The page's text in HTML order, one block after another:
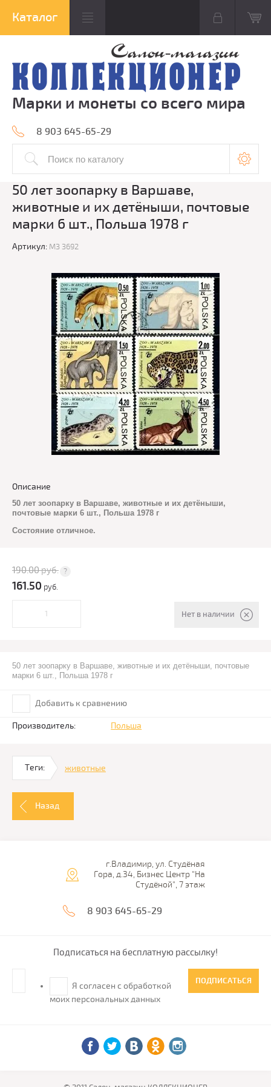
Марки и монеты со всего мира
8 903 645-65-29
50 лет зоопарку в Варшаве,
животные и их детёныши, почтовые
марки 6 шт., Польша 1978 г
Артикул: МЗ 3692
Описание
50 лет зоопарку в Варшаве, животные и их детёныши,
почтовые марки 6 шт., Польша 1978 г
Состояние отличное.
190.00руб.
161.50 руб.
Нет в наличии
50 лет зоопарку в Варшаве, животные и их детёныши, почтовые
марки 6 шт., Польша 1978 г
Добавить к сравнению
Производитель: Польша
Теги: животные
Назад
г.Владимир, ул. Студёная
Гора, д.34, Бизнес Центр "На
Студёной", 7 этаж
8 903 645-65-29
Подписаться на бесплатную рассылку!
Я согласен с обработкой
моих персональных данных
ПОДПИСАТЬСЯ